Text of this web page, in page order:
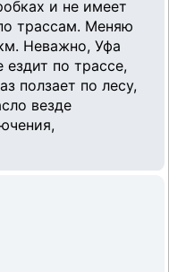
и не имеет
трассам. Меняю
Неважно, Уфа
по трассе,
ползает по лесу,
везде